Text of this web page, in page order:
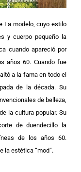
La modelo, cuyo estilo
y cuerpo pequeño la
cuando apareció por
años 60. Cuando fue
a la fama en todo el
de la década. Su
de belleza,
la cultura popular. Su
de duendecillo la
de los años 60.
la estética “mod”.